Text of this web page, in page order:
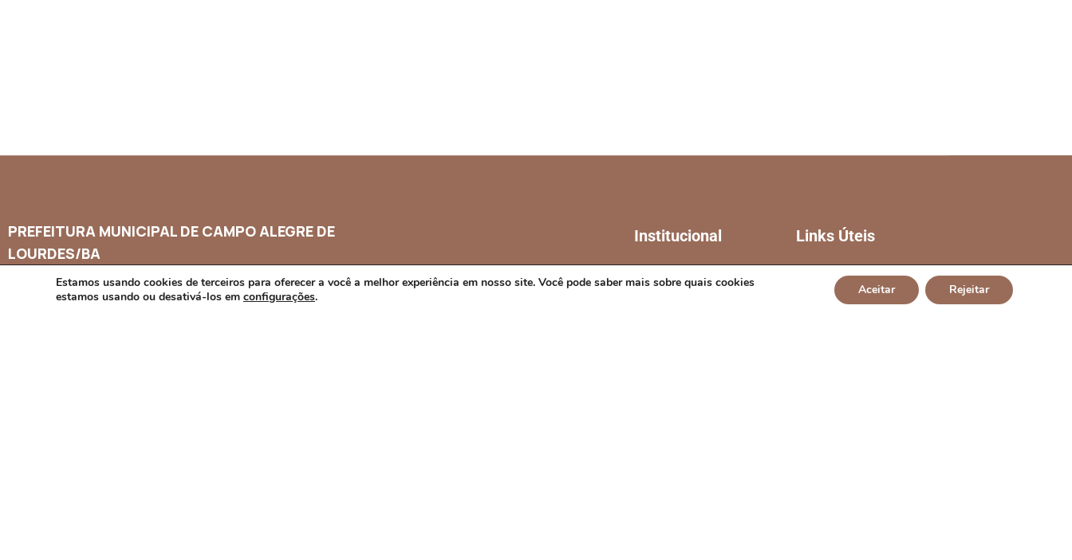
PREFEITURA MUNICIPAL DE CAMPO ALEGRE DE
LOURDES/BA
CNPJ: 14.117.329/0001-41
Institucional
A CIDADE
Links Úteis
CÂMARA DE CAMPO
ALEGRE DE LOURDES
Estamos usando cookies de terceiros para oferecer a você a melhor experiência em nosso site. Você pode saber mais sobre quais cookies
estamos usando ou desativá-los em configurações. Aceitar Rejeitar